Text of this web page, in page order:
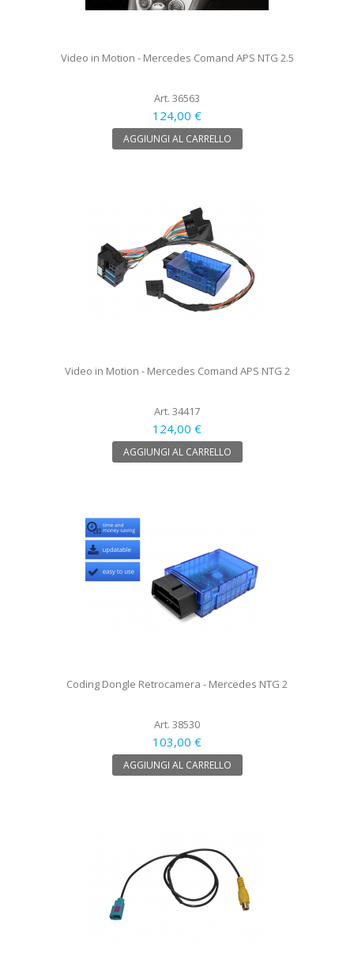
Video in Motion - Mercedes Comand APS NTG 2.5
Art. 36563
124,00 €
AGGIUNGI AL CARRELLO
Video in Motion - Mercedes Comand APS NTG 2
Art. 34417
124,00 €
AGGIUNGI AL CARRELLO
Coding Dongle Retrocamera - Mercedes NTG 2
Art. 38530
103,00 €
AGGIUNGI AL CARRELLO